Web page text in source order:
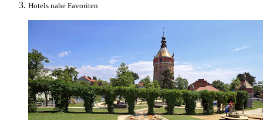
Hotels nahe Favoriten